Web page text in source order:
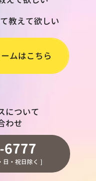
教えて欲しい
ムはこちら
について
わせ
6777
日・祝日除く ]